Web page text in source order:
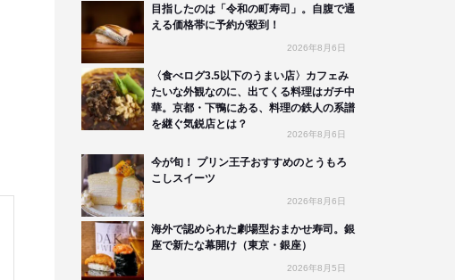
目指したのは「令和の町寿司」。自腹で通
える価格帯に予約が殺到！
2026年8月6日
〈食べログ3.5以下のうまい店〉カフェみ
たいな外観なのに、出てくる料理はガチ中
華。京都・下鴨にある、料理の鉄人の系譜
を継ぐ気鋭店とは？
2026年8月6日
今が旬！ プリン王子おすすめのとうもろ
こしスイーツ
2026年8月6日
海外で認められた劇場型おまかせ寿司。銀
座で新たな幕開け（東京・銀座）
2026年8月5日